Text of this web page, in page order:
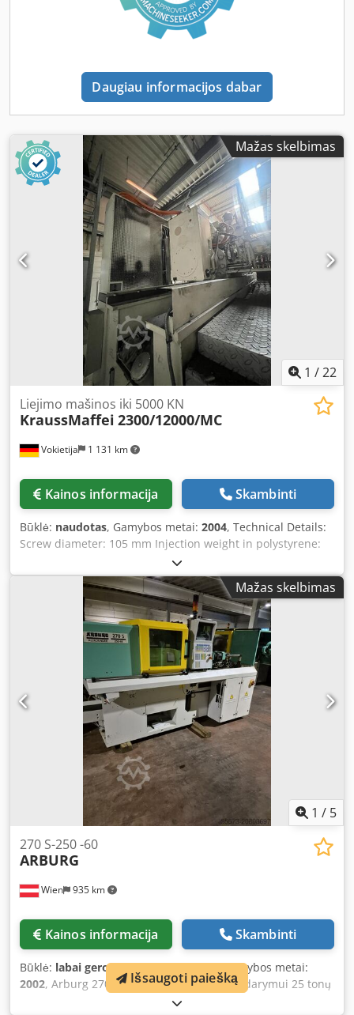
Daugiau informacijos dabar
Mažas skelbimas
1 /22
Vokietija 1 131 km
Liejimo mašinos iki 5000 KN
KraussMaffei 2300/12000/MC
Kainos informacija Skambinti
Būklė: naudotas, Gamybos metai: 2004, Technical Details:
Screw diameter: 105 mm Injection weight in polystyrene:
4,727 g/PS Clamping force: 2,300 kN Platen size: 2,830 x
2,400 mm Opening stroke: 3,700 mm Mold installation
height: 1,100–1,800 mm Shot volume: 5,195 cm³ Max.
injection pressure: 2,296 bar Dimensions: 14.2 x 4.15 x 2.84
m Total weight: 143 t Tie bar spacing: 2,000 x 1,600 mm
Robot system, core pulls, hot runner controller
Chodpfxotrbcbj Aahsa - The machine is in very good
condition - Complete additional cutting units available
- Comes with a conveyor belt and robot systems (model
2012)
Mažas skelbimas
1 / 5
Wien 935 km
270 S-250 -60
ARBURG
Kainos informacija Skambinti
Būklė: labai geros būklės (naudotas), Gamybos metai:
2002, Arburg 270 S-250 - 60 Spaudimas uždarymui 25 tonų
Chedpfxex I Rdve Aahoa Pagaminimo metai: 2002 Kolonų
Išsaugoti paiešką